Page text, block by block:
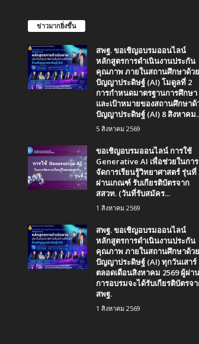
ข่าวมากยิ่งขึ้น
สพฐ. ขอเชิญอบรมออนไลน์
หลักสูตรการดำเนินงานประกัน
คุณภาพ ภายในสถานศึกษาด้วย
ปัญญาประดิษฐ์ (AI) โมดูลที่ 2
การกำหนดมาตรฐานการศึกษา
และเป้าหมายของสถานศึกษาด้
ปัญญาประดิษฐ์ (AI) 8 สิงหาคม
5 สิงหาคม 2569
ขอเชิญอบรมออนไลน์ การใช้
Generative AI เพื่อช่วยในการ
จัดการเรียนรู้วิทยาศาสตร์ รุ่นที่
ผ่านเกณฑ์ รับเกียรติบัตรจาก
สสวท. (วันที่รับสมัคร...
1 สิงหาคม 2569
สพฐ. ขอเชิญอบรมออนไลน์
หลักสูตรการดำเนินงานประกัน
คุณภาพ ภายในสถานศึกษาด้วย
ปัญญาประดิษฐ์ (AI) ทุกวันเสาร์
ตลอดเดือนสิงหาคม 2569 ผู้ผ่าน
การอบรมจะได้รับเกียรติบัตรจ
สพฐ.
1 สิงหาคม 2569